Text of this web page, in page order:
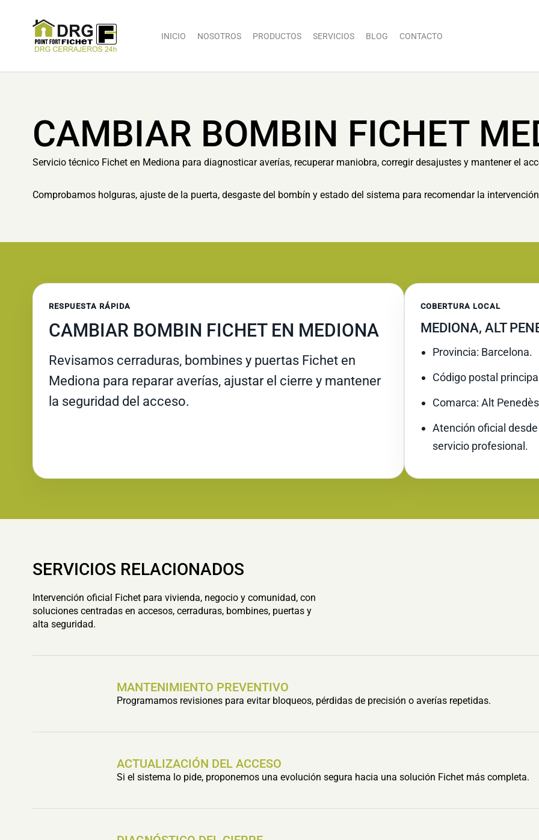
INICIO NOSOTROS PRODUCTOS SERVICIOS BLOG CONTACTO
CAMBIAR BOMBIN FICHET
Servicio técnico Fichet en Mediona para diagnosticar averías, recuperar maniobra, corregir desajustes y mantener el
Comprobamos holguras, ajuste de la puerta, desgaste del bombín y estado del sistema para recomendar la
RESPUESTA RÁPIDA
CAMBIAR BOMBIN FICHET EN MEDIONA
Revisamos cerraduras, bombines y puertas Fichet en
Mediona para reparar averías, ajustar el cierre y mantener
la seguridad del acceso.
COBERTURA LOCAL
MEDIONA, ALT
Provincia: Barcelona.
Código postal
Comarca: Alt
Atención oficial
servicio profesional.
SERVICIOS RELACIONADOS
Intervención oficial Fichet para vivienda, negocio y comunidad, con
soluciones centradas en accesos, cerraduras, bombines, puertas y
alta seguridad.
MANTENIMIENTO PREVENTIVO
Programamos revisiones para evitar bloqueos, pérdidas de precisión o averías repetidas.
ACTUALIZACIÓN DEL ACCESO
Si el sistema lo pide, proponemos una evolución segura hacia una solución Fichet más completa.